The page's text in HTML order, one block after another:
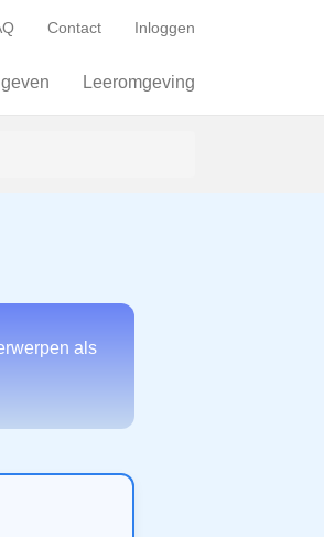
Contact Inloggen
Leeromgeving
als